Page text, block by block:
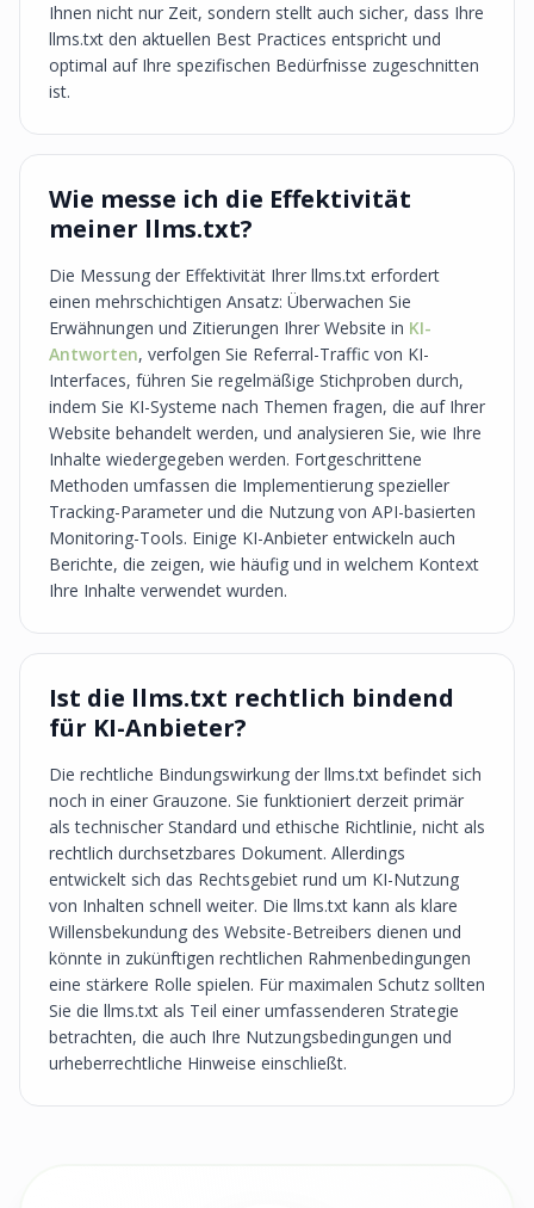
Ihnen nicht nur Zeit, sondern stellt auch sicher, dass Ihre
llms.txt den aktuellen Best Practices entspricht und
optimal auf Ihre spezifischen Bedürfnisse zugeschnitten
ist.
Wie messe ich die Effektivität
meiner llms.txt?
Die Messung der Effektivität Ihrer llms.txt erfordert
einen mehrschichtigen Ansatz: Überwachen Sie
Erwähnungen und Zitierungen Ihrer Website in KI-
Antworten, verfolgen Sie Referral-Traffic von KI-
Interfaces, führen Sie regelmäßige Stichproben durch,
indem Sie KI-Systeme nach Themen fragen, die auf Ihrer
Website behandelt werden, und analysieren Sie, wie Ihre
Inhalte wiedergegeben werden. Fortgeschrittene
Methoden umfassen die Implementierung spezieller
Tracking-Parameter und die Nutzung von API-basierten
Monitoring-Tools. Einige KI-Anbieter entwickeln auch
Berichte, die zeigen, wie häufig und in welchem Kontext
Ihre Inhalte verwendet wurden.
Ist die llms.txt rechtlich bindend
für KI-Anbieter?
Die rechtliche Bindungswirkung der llms.txt befindet sich
noch in einer Grauzone. Sie funktioniert derzeit primär
als technischer Standard und ethische Richtlinie, nicht als
rechtlich durchsetzbares Dokument. Allerdings
entwickelt sich das Rechtsgebiet rund um KI-Nutzung
von Inhalten schnell weiter. Die llms.txt kann als klare
Willensbekundung des Website-Betreibers dienen und
könnte in zukünftigen rechtlichen Rahmenbedingungen
eine stärkere Rolle spielen. Für maximalen Schutz sollten
Sie die llms.txt als Teil einer umfassenderen Strategie
betrachten, die auch Ihre Nutzungsbedingungen und
urheberrechtliche Hinweise einschließt.